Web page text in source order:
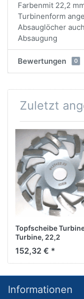
Farbenmit 22,2
Turbinenform
Absauglöcher
Absaugung
Bewertungen 0
Zuletzt
Topfscheibe
Turbine, 22,2
mm,Gold/Silber Epox
152,32 € *
Informationen